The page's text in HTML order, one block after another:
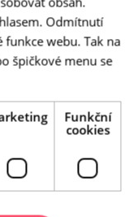
Odmítnutí
webu. Tak na
špičkové menu se
Funkční
cookies